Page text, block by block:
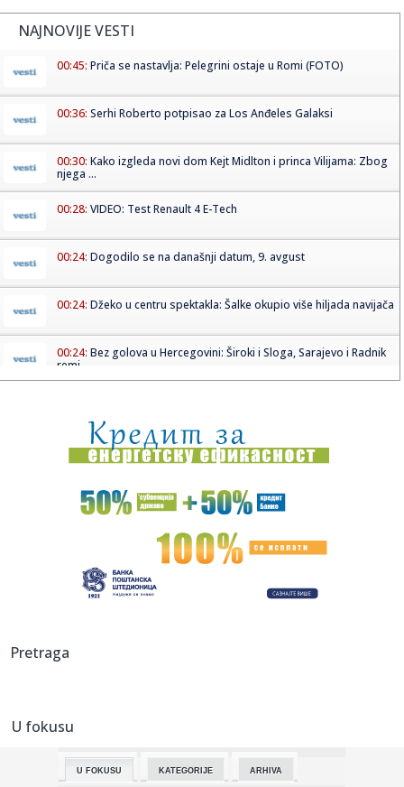
NAJNOVIJE VESTI
00:45: Priča se nastavlja: Pelegrini ostaje u Romi (FOTO)
00:36: Serhi Roberto potpisao za Los Anđeles Galaksi
00:30: Kako izgleda novi dom Kejt Midlton i princa Vilijama: Zbog
njega ...
00:28: VIDEO: Test Renault 4 E-Tech
00:24: Dogodilo se na današnji datum, 9. avgust
00:24: Džeko u centru spektakla: Šalke okupio više hiljada navijača
00:24: Bez golova u Hercegovini: Široki i Sloga, Sarajevo i Radnik
remi...
00:17:Velika akcija tokom noći i ranog jutra u Beogradu: Ekipe
izlaze ...
00:02:Na današnji dan, 9. avgust
TEŽAK UDARAC ZA HETAFE PRED EVROPU: Važan igrač
23:46:Bivši igrač Barselone ide u Los Anđeles
koraci koj...
23:34:
23:33: Sinančević: "Želim u finale"
Pretraga
U fokusu
U FOKUSU KATEGORIJE ARHIVA